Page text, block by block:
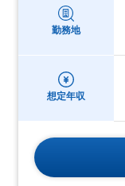
勤務地
想定年収